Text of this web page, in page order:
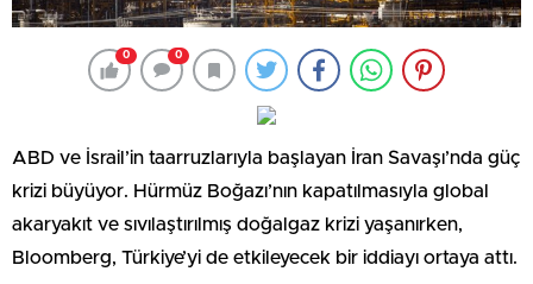
0 0
ABD ve İsrail’in taarruzlarıyla başlayan İran Savaşı’nda güç
krizi büyüyor. Hürmüz Boğazı’nın kapatılmasıyla global
akaryakıt ve sıvılaştırılmış doğalgaz krizi yaşanırken,
Bloomberg, Türkiye’yi de etkileyecek bir iddiayı ortaya attı.